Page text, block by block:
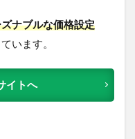
ナブルな価格設定
います。
イトへ